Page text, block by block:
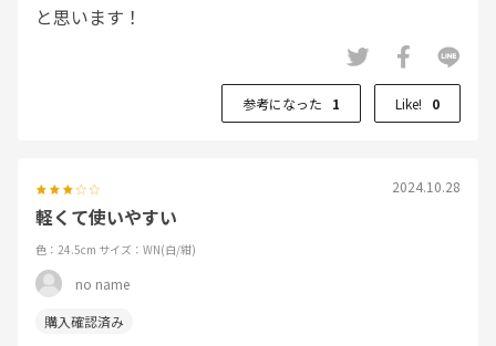
と思います！
参考になった 1 Like! 0
2024.10.28
軽くて使いやすい
色：24.5cm サイズ：WN(白/紺)
no name